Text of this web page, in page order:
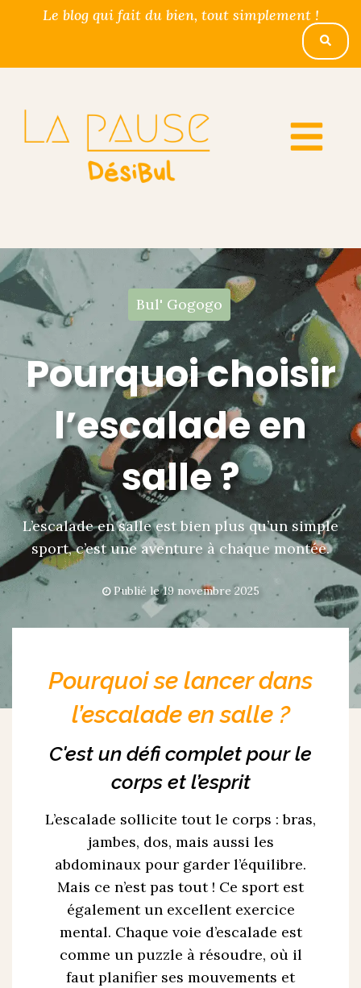
Le blog qui fait du bien, tout simplement !
Bul' Gogogo
Pourquoi choisir
l’escalade en
salle ?
L’escalade en salle est bien plus qu’un simple
sport, c’est une aventure à chaque montée.
Publié le19 novembre 2025
Pourquoi se lancer dans
l’escalade en salle ?
C'est un défi complet pour le
corps et l’esprit
L’escalade sollicite tout le corps : bras,
jambes, dos, mais aussi les
abdominaux pour garder l’équilibre.
Mais ce n’est pas tout ! Ce sport est
également un excellent exercice
mental. Chaque voie d’escalade est
comme un puzzle à résoudre, où il
faut planifier ses mouvements et